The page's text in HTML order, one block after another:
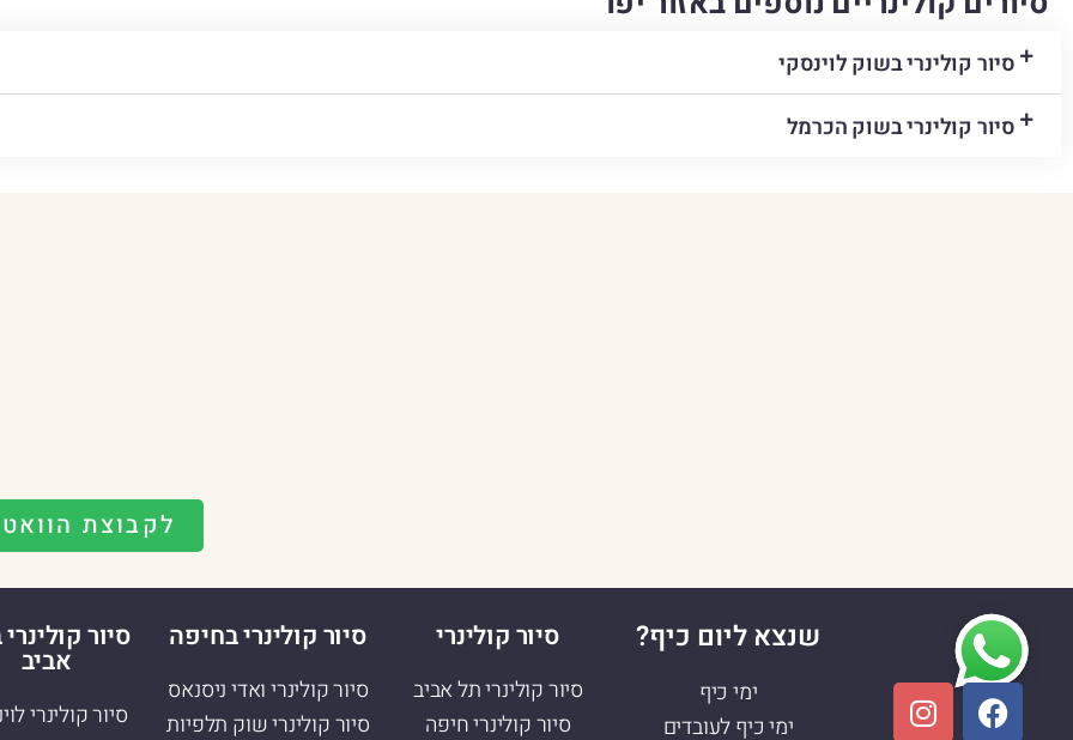
סיור קולינרי בשוק לוינסקי
סיור קולינרי בשוק הכרמל
לקבוצת
שנצא ליום כיף?
ימי כיף
ימי כיף לעובדים
סיור קולינרי
סיור קולינרי תל אביב
סיור קולינרי חיפה
סיור קולינרי בחיפה
סיור קולינרי ואדי ניסנאס
סיור קולינרי שוק תלפיות
סיור
אביב
סיור קולינרי